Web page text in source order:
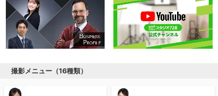
撮影メニュー（16種類）